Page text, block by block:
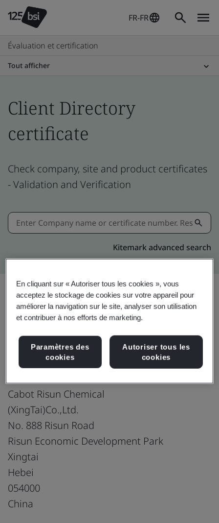
FR-FR
Évaluation et certification
Tout afficher
Client Directory
certificate
Check company, site and product certificates
- Validation and Verification
Kitemark advanced search
Partager:
ISO 45001:2018
Cabot Risun Chemical
(XingTai)Co.,Ltd.
No. 888 Risun Road
Risun Economic Development Park
Xingtai
Hebei
054000
China
En cliquant sur « Autoriser tous les cookies », vous
acceptez le stockage de cookies sur votre appareil pour
améliorer la navigation sur le site, analyser son utilisation
et contribuer à nos efforts de marketing.
Paramètres des
cookies
Autoriser tous les
cookies